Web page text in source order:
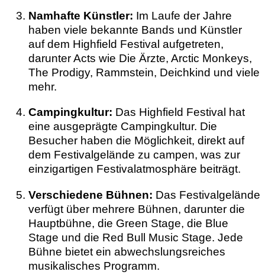
Namhafte Künstler: Im Laufe der Jahre
haben viele bekannte Bands und Künstler
auf dem Highfield Festival aufgetreten,
darunter Acts wie Die Ärzte, Arctic Monkeys,
The Prodigy, Rammstein, Deichkind und viele
mehr.
Campingkultur: Das Highfield Festival hat
eine ausgeprägte Campingkultur. Die
Besucher haben die Möglichkeit, direkt auf
dem Festivalgelände zu campen, was zur
einzigartigen Festivalatmosphäre beiträgt.
Verschiedene Bühnen: Das Festivalgelände
verfügt über mehrere Bühnen, darunter die
Hauptbühne, die Green Stage, die Blue
Stage und die Red Bull Music Stage. Jede
Bühne bietet ein abwechslungsreiches
musikalisches Programm.